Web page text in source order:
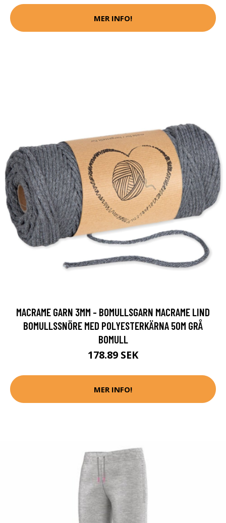
MER INFO!
MACRAME GARN 3MM - BOMULLSGARN MACRAME LIND
BOMULLSSNÖRE MED POLYESTERKÄRNA 50M GRÅ
BOMULL
178.89 SEK
MER INFO!